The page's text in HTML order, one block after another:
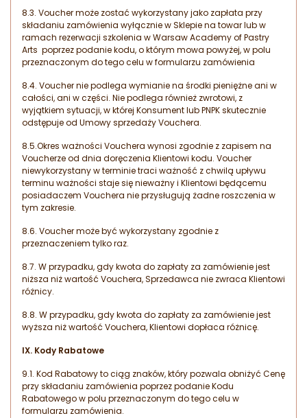
8.3. Voucher może zostać wykorzystany jako zapłata przy
składaniu zamówienia wyłącznie w Sklepie na towar lub w
ramach rezerwacji szkolenia w Warsaw Academy of Pastry
Arts poprzez podanie kodu, o którym mowa powyżej, w polu
przeznaczonym do tego celu w formularzu zamówienia
8.4. Voucher nie podlega wymianie na środki pieniężne ani w
całości, ani w części. Nie podlega również zwrotowi, z
wyjątkiem sytuacji, w której Konsument lub PNPK skutecznie
odstępuje od Umowy sprzedaży Vouchera.
8.5.Okres ważności Vouchera wynosi zgodnie z zapisem na
Voucherze od dnia doręczenia Klientowi kodu. Voucher
niewykorzystany w terminie traci ważność z chwilą upływu
terminu ważności staje się nieważny i Klientowi będącemu
posiadaczem Vouchera nie przysługują żadne roszczenia w
tym zakresie.
8.6. Voucher może być wykorzystany zgodnie z
przeznaczeniem tylko raz.
8.7. W przypadku, gdy kwota do zapłaty za zamówienie jest
niższa niż wartość Vouchera, Sprzedawca nie zwraca Klientowi
różnicy.
8.8. W przypadku, gdy kwota do zapłaty za zamówienie jest
wyższa niż wartość Vouchera, Klientowi dopłaca różnicę.
IX. Kody Rabatowe
9.1. Kod Rabatowy to ciąg znaków, który pozwala obniżyć Cenę
przy składaniu zamówienia poprzez podanie Kodu
Rabatowego w polu przeznaczonym do tego celu w
formularzu zamówienia.